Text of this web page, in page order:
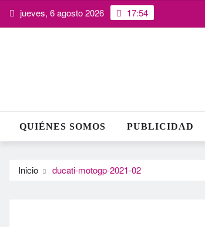
Saltarjueves, 6 agosto 2026 17:54
QUIÉNES SOMOS PUBLICIDAD
Inicio ducati-motogp-2021-02